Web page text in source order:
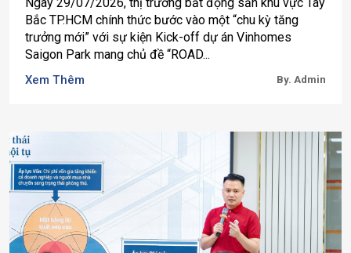
Bắc TP.HCM chính thức bước vào một “chu kỳ tăng
trưởng mới” với sự kiện Kick-off dự án Vinhomes
Saigon Park mang chủ đề “ROAD...
Xem Thêm By. Admin